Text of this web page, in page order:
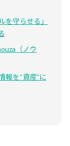
を守らせる」
（ノウ
報を“資産”に